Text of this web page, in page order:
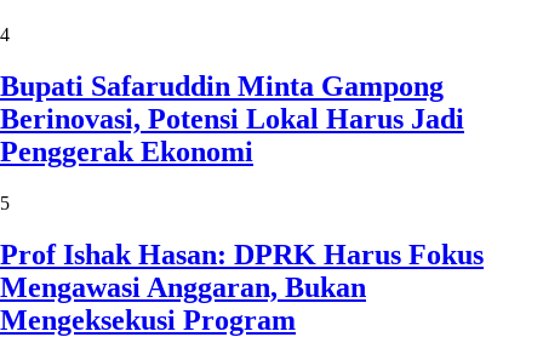
4
Bupati Safaruddin Minta Gampong
Berinovasi, Potensi Lokal Harus Jadi
Penggerak Ekonomi
5
Prof Ishak Hasan: DPRK Harus Fokus
Mengawasi Anggaran, Bukan
Mengeksekusi Program